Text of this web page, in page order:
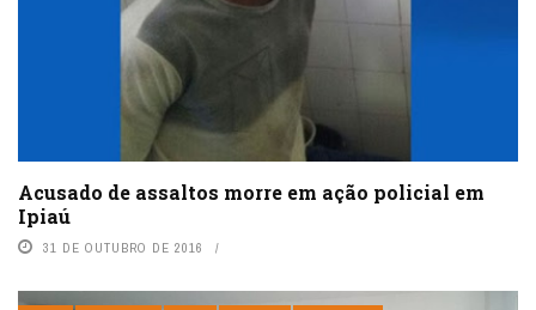
Acusado de assaltos morre em ação policial em
Ipiaú
31 DE OUTUBRO DE 2016